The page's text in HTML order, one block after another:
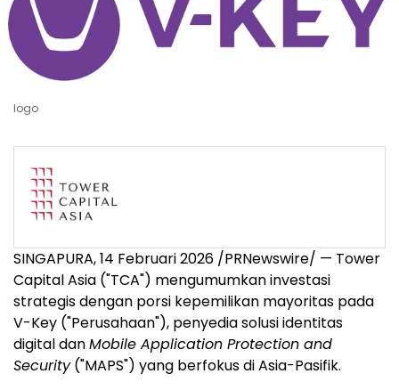
logo
SINGAPURA, 14 Februari 2026 /PRNewswire/ — Tower
Capital Asia ("TCA") mengumumkan investasi
strategis dengan porsi kepemilikan mayoritas pada
V-Key ("Perusahaan"), penyedia solusi identitas
digital danMobile Application Protection and
Security("MAPS") yang berfokus di Asia-Pasifik.